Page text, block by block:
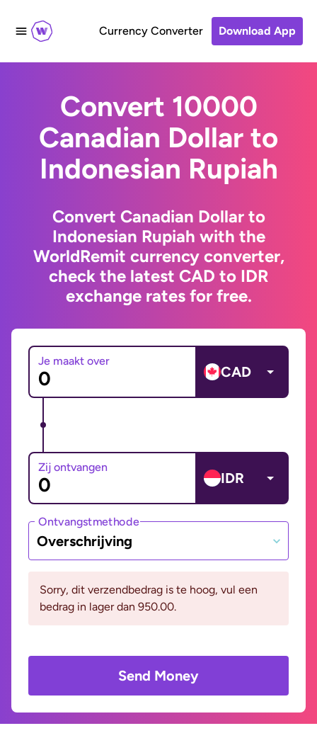
Currency Converter Download App
Convert 10000
Canadian Dollar to
Indonesian Rupiah
Convert Canadian Dollar to
Indonesian Rupiah with the
WorldRemit currency converter,
check the latest CAD to IDR
exchange rates for free.
Je maakt over
CAD
Zij ontvangen
IDR
Ontvangstmethode
Overschrijving
Sorry, dit verzendbedrag is te hoog, vul een
bedrag in lager dan 950.00.
Send Money